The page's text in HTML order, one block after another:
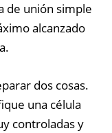
de unión simple
alcanzado
dos cosas.
una célula
controladas y